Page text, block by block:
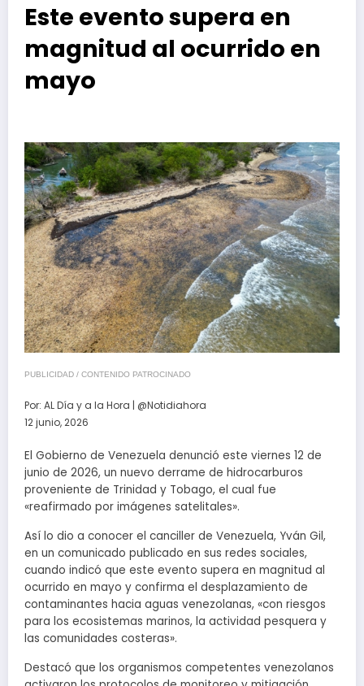
Este evento supera en
magnitud al ocurrido en
mayo
PUBLICIDAD / CONTENIDO PATROCINADO
Por: AL Día y a la Hora | @Notidiahora
12 junio, 2026
El Gobierno de Venezuela denunció este viernes 12 de
junio de 2026, un nuevo derrame de hidrocarburos
proveniente de Trinidad y Tobago, el cual fue
«reafirmado por imágenes satelitales».
Así lo dio a conocer el canciller de Venezuela, Yván Gil,
en un comunicado publicado en sus redes sociales,
cuando indicó que este evento supera en magnitud al
ocurrido en mayo y confirma el desplazamiento de
contaminantes hacia aguas venezolanas, «con riesgos
para los ecosistemas marinos, la actividad pesquera y
las comunidades costeras».
Destacó que los organismos competentes venezolanos